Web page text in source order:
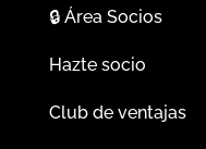
🔒Área Socios
Hazte socio
Club de ventajas